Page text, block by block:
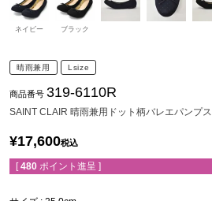
ネイビー ブラック
晴雨兼用 Lsize
商品番号 319-6110R
SAINT CLAIR 晴雨兼用ドット柄バレエパンプス
¥17,600税込
[ 480 ポイント進呈 ]